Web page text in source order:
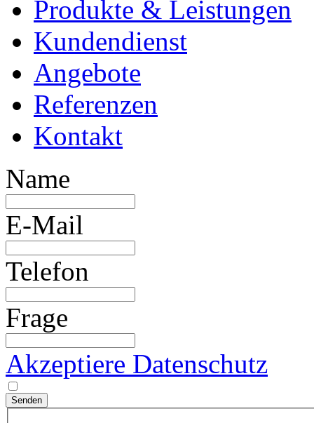
Produkte & Leistungen
Kundendienst
Angebote
Referenzen
Kontakt
Name
E-Mail
Telefon
Frage
Akzeptiere Datenschutz